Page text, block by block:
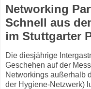
Networking
Schnell aus
im Stuttgarter
Die diesjährige
Geschehen auf der
Networkings außerhalb
der Hygiene-Netzwerk)